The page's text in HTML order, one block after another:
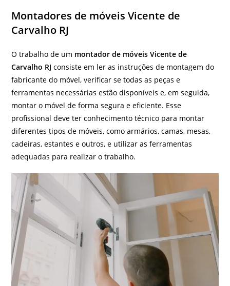
Montadores de móveis Vicente de
Carvalho RJ
O trabalho de um montador de móveis Vicente de
Carvalho RJ consiste em ler as instruções de montagem do
fabricante do móvel, verificar se todas as peças e
ferramentas necessárias estão disponíveis e, em seguida,
montar o móvel de forma segura e eficiente. Esse
profissional deve ter conhecimento técnico para montar
diferentes tipos de móveis, como armários, camas, mesas,
cadeiras, estantes e outros, e utilizar as ferramentas
adequadas para realizar o trabalho.